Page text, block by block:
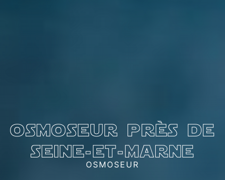
osmoseur près de
seine-et-marne
OSMOSEUR